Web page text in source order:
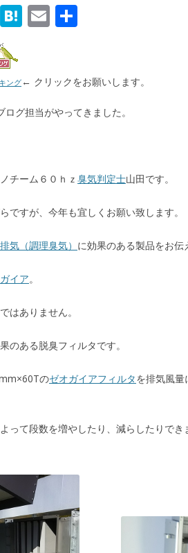
X H
n
a
E
l
ング ← クリックをお願いします。
グ担当がやってきました。
チーム６０ｈｚ 臭気判定士山田です。
ですが、今年も宜しくお願い致します。
気（調理臭気） に効果のある製品をお伝
イア。
はありません。
のある脱臭フィルタです。
のゼオガイアフィルタを排気風量
って段数を増やしたり、減らしたりでき